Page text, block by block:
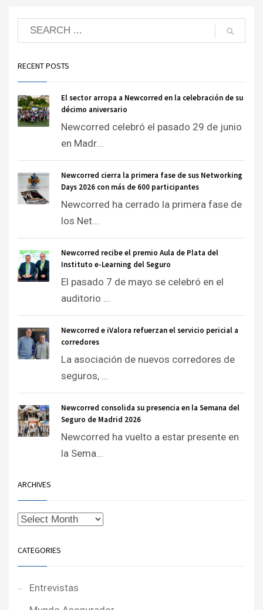
RECENT POSTS
El sector arropa a Newcorred en la celebración de su
décimo aniversario
Newcorred celebró el pasado 29 de junio
en Madr...
Newcorred cierra la primera fase de sus Networking
Days 2026 con más de 600 participantes
Newcorred ha cerrado la primera fase de
los Net...
Newcorred recibe el premio Aula de Plata del
Instituto e-Learning del Seguro
El pasado 7 de mayo se celebró en el
auditorio ...
Newcorred e iValora refuerzan el servicio pericial a
corredores
La asociación de nuevos corredores de
seguros, ...
Newcorred consolida su presencia en la Semana del
Seguro de Madrid 2026
Newcorred ha vuelto a estar presente en
la Sema...
ARCHIVES
CATEGORIES
Entrevistas